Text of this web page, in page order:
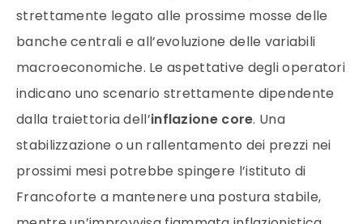
strettamente legato alle prossime mosse delle
banche centrali e all’evoluzione delle variabili
macroeconomiche. Le aspettative degli operatori
indicano uno scenario strettamente dipendente
dalla traiettoria dell’inflazione core. Una
stabilizzazione o un rallentamento dei prezzi nei
prossimi mesi potrebbe spingere l’istituto di
Francoforte a mantenere una postura stabile,